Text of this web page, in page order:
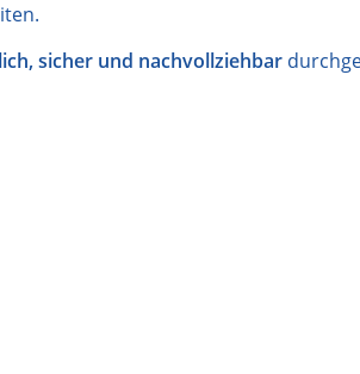
sicher und nachvollziehbar